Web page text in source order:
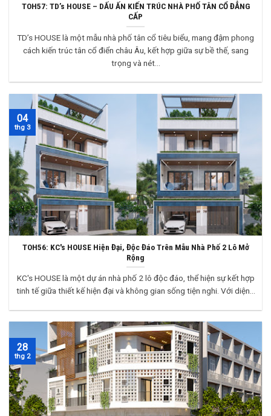
TOH57: TD’s HOUSE – DẤU ẤN KIẾN TRÚC NHÀ PHỐ TÂN CỔ ĐẲNG
CẤP
TD’s HOUSE là một mẫu nhà phố tân cổ tiêu biểu, mang đậm phong
cách kiến trúc tân cổ điển châu Âu, kết hợp giữa sự bề thế, sang
trọng và nét...
TOH56: KC's HOUSE Hiện Đại, Độc Đáo Trên Mẫu Nhà Phố 2 Lô Mở
Rộng
KC's HOUSE là một dự án nhà phố 2 lô độc đáo, thể hiện sự kết hợp
tinh tế giữa thiết kế hiện đại và không gian sống tiện nghi. Với diện...
04
thg 3
28
thg 2